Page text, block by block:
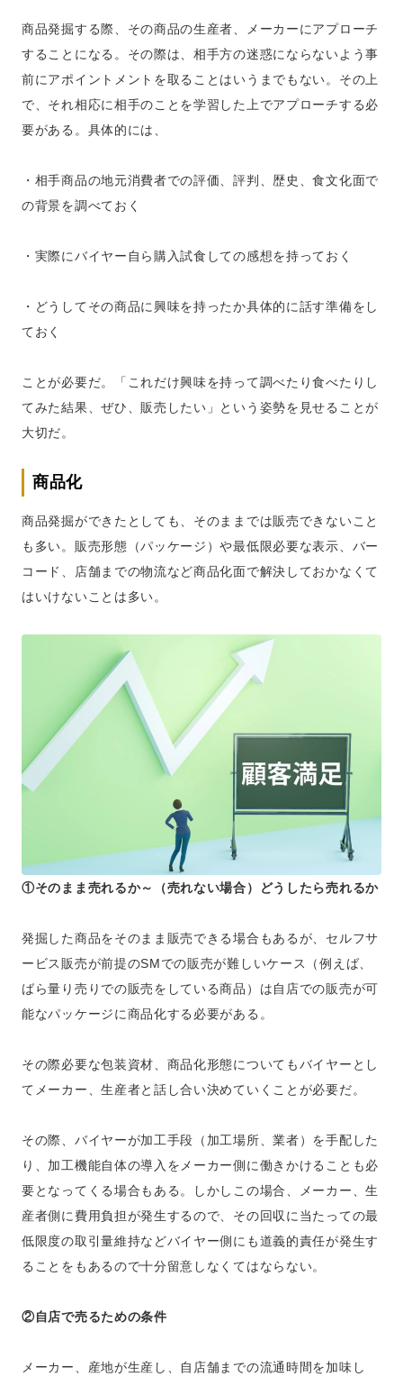
商品発掘する際、その商品の生産者、メーカーにアプローチ
することになる。その際は、相手方の迷惑にならないよう事
前にアポイントメントを取ることはいうまでもない。その上
で、それ相応に相手のことを学習した上でアプローチする必
要がある。具体的には、
・相手商品の地元消費者での評価、評判、歴史、食文化面で
の背景を調べておく
・実際にバイヤー自ら購入試食しての感想を持っておく
・どうしてその商品に興味を持ったか具体的に話す準備をし
ておく
ことが必要だ。「これだけ興味を持って調べたり食べたりし
てみた結果、ぜひ、販売したい」という姿勢を見せることが
大切だ。
商品化
商品発掘ができたとしても、そのままでは販売できないこと
も多い。販売形態（パッケージ）や最低限必要な表示、バー
コード、店舗までの物流など商品化面で解決しておかなくて
はいけないことは多い。
①そのまま売れるか～（売れない場合）どうしたら売れるか
発掘した商品をそのまま販売できる場合もあるが、セルフサ
ービス販売が前提のSMでの販売が難しいケース（例えば、
ばら量り売りでの販売をしている商品）は自店での販売が可
能なパッケージに商品化する必要がある。
その際必要な包装資材、商品化形態についてもバイヤーとし
てメーカー、生産者と話し合い決めていくことが必要だ。
その際、バイヤーが加工手段（加工場所、業者）を手配した
り、加工機能自体の導入をメーカー側に働きかけることも必
要となってくる場合もある。しかしこの場合、メーカー、生
産者側に費用負担が発生するので、その回収に当たっての最
低限度の取引量維持などバイヤー側にも道義的責任が発生す
ることをもあるので十分留意しなくてはならない。
②自店で売るための条件
メーカー、産地が生産し、自店舗までの流通時間を加味し